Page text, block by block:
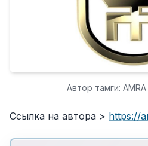
Автор тамги:
Ссылка на автора > https://